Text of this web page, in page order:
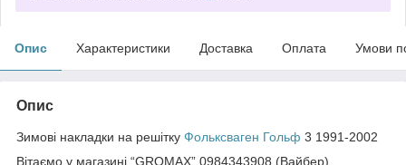
Опис Характеристики Доставка Оплата Умови
Опис
Зимові накладки на решітку Фольксваген Гольф 3 1991-2002
Вітаємо у магазині “GROMAX” 0984343908 (Вайбер),